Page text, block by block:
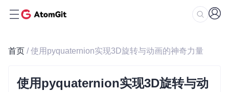
首页 / 使用pyquaternion实现3D旋转与动画的神奇力量
使用pyquaternion实现3D旋转与动